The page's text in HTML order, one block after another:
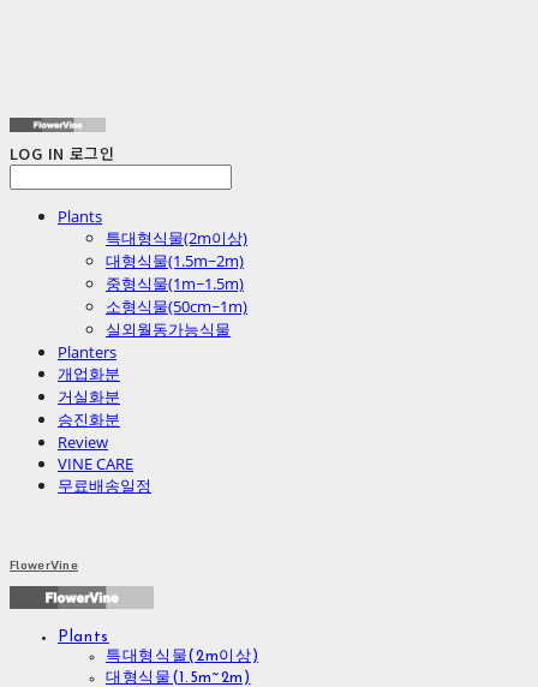
LOG IN 로그인
Plants
특대형식물(2m이상)
대형식물(1.5m~2m)
중형식물(1m~1.5m)
소형식물(50cm~1m)
실외월동가능식물
Planters
개업화분
거실화분
승진화분
Review
VINE CARE
무료배송일정
FlowerVine
Plants
특대형식물(2m이상)
대형식물(1.5m~2m)